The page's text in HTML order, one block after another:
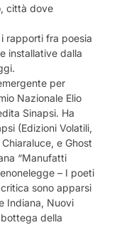
città dove
rapporti fra poesia
installative dalla
per
Nazionale Elio
Sinapsi. Ha
(Edizioni Volatili,
e Ghost
“Manufatti
– I poeti
sono apparsi
Indiana, Nuovi
della